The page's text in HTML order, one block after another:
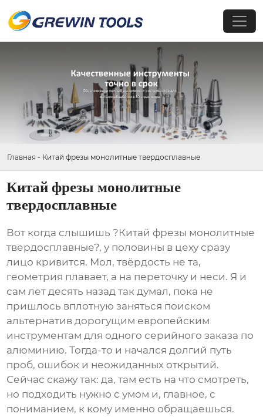
Главная - Китай фрезы монолитные твердосплавные
Китай фрезы монолитные
твердосплавные
Вот когда слышишь ?Китай фрезы монолитные
твердосплавные?, у половины в цеху сразу
лицо кривится. Мол, твёрдость не та,
геометрия плавает, а на переточку и неси. Я и
сам лет десять назад так думал, пока не
пришлось вплотную заняться поиском
альтернатив дорогущим европейским
инструментам для одного серийного заказа по
алюминию. Тогда-то и начался долгий путь
проб, ошибок и неожиданных открытий.
Сейчас скажу так: да, там есть на что смотреть,
но подходить нужно с умом и, главное, с
пониманием, к кому именно обращаешься.